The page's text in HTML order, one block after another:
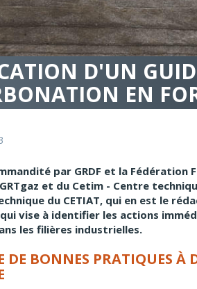
D'UN
EN
par GRDF et la Fédération
GRTgaz et du Cetim - Centre
du CETIAT, qui en est le
vise à identifier les actions
les filières industrielles.
DE BONNES PRATIQUES À